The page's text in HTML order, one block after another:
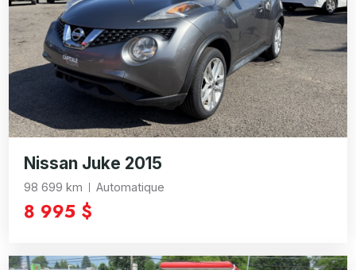
Nissan Juke 2015
98 699 km Automatique
8 995 $